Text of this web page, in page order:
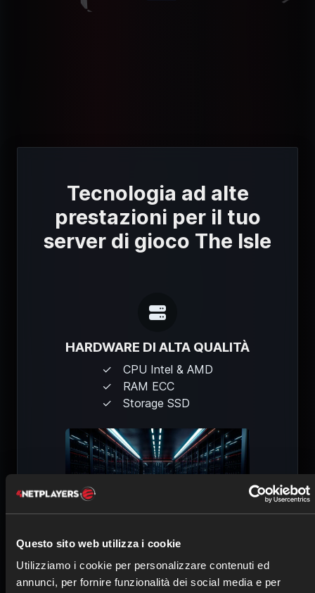
Questo sito web utilizza i cookie
Utilizziamo i cookie per personalizzare contenuti ed
annunci, per fornire funzionalità dei social media e per
Tecnologia ad alte
prestazioni per il tuo
server di gioco The Isle
HARDWARE DI ALTA QUALITÀ
CPU Intel & AMD
RAM ECC
Storage SSD